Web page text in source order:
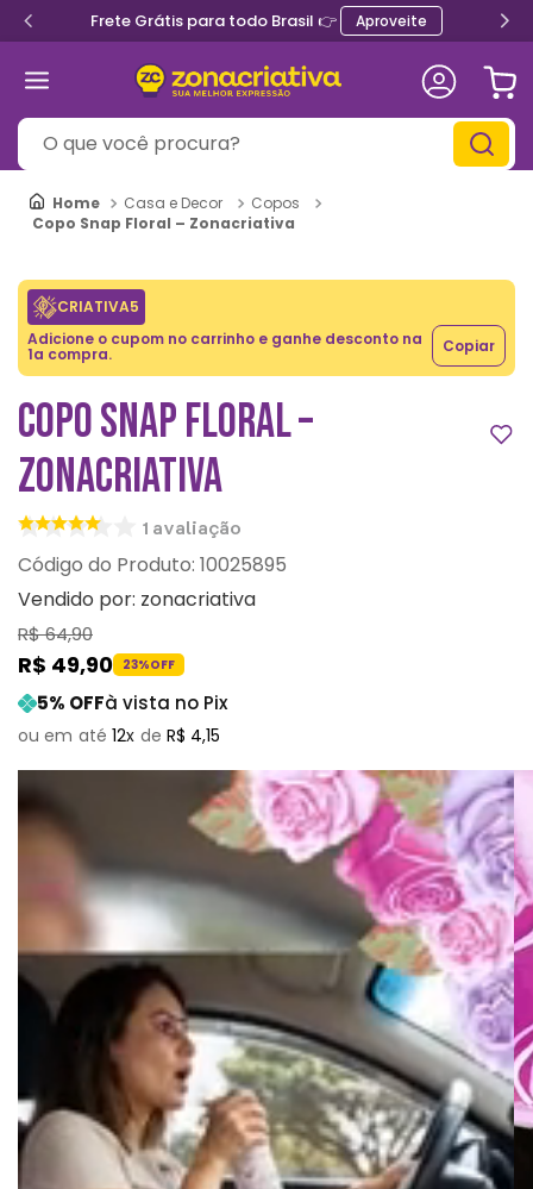
Frete Grátis para todo Brasil 👉 Aproveite
O que você procura?
Casa e Decor
Copos
Copo Snap Floral – Zonacriativa
CRIATIVA5
Adicione o cupom no carrinho e ganhe desconto na
1a compra. Copiar
COPO SNAP FLORAL –
ZONACRIATIVA
1 avaliação
: 10025895
Vendido por: zonacriativa
R$64,90
R$ 49,90 23%OFF
5% OFFà vista no Pix
12 R$ 4,15